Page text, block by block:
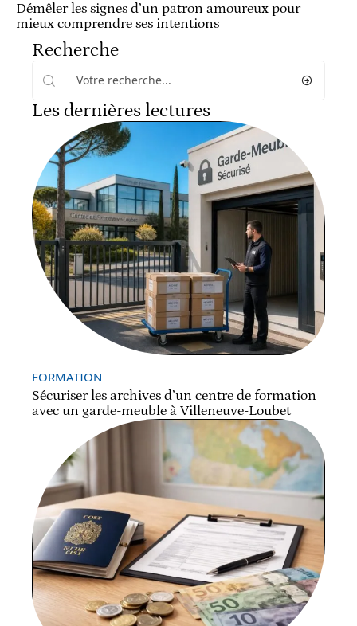
Démêler les signes d’un patron amoureux pour
mieux comprendre ses intentions
Recherche
Les dernières lectures
FORMATION
Sécuriser les archives d’un centre de formation
avec un garde-meuble à Villeneuve-Loubet